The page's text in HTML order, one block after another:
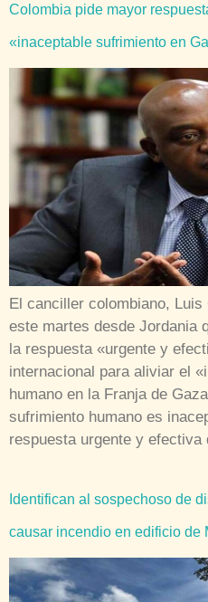
Colombia pide mayor
«inaceptable sufrimiento en
El canciller colombiano,
este martes desde Jordania
la respuesta «urgente y
internacional para aliviar el
humano en la Franja de
sufrimiento humano es
respuesta urgente y
Identifican al sospechoso de
causar incendio en edificio de